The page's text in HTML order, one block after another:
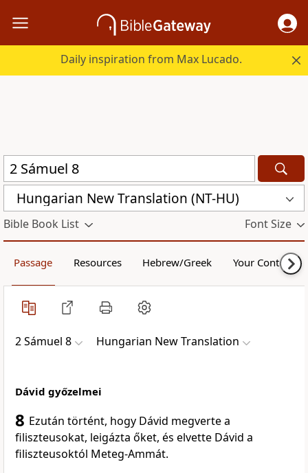
Daily inspiration from Max Lucado.
Hungarian New Translation (NT-HU)
Bible Book List Font Size
Passage Resources Hebrew/Greek Your Content
2 Sámuel 8 Hungarian New Translation
Dávid győzelmei
8 Ezután történt, hogy Dávid megverte a
filiszteusokat, leigázta őket, és elvette Dávid a
filiszteusoktól Meteg-Ammát.